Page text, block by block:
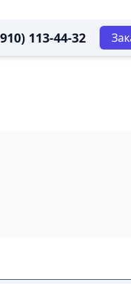
113-44-32